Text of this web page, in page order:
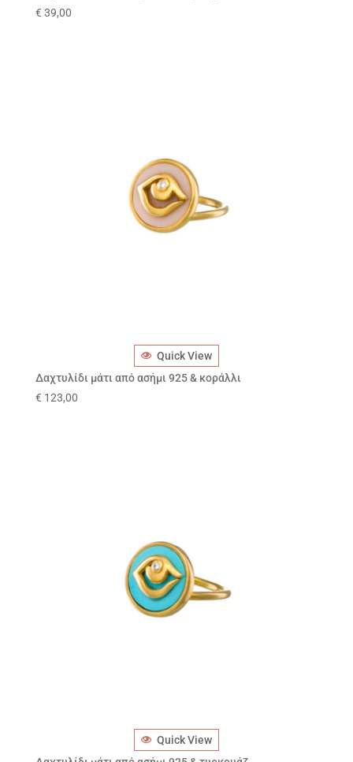
€ 39,00
Quick View
Δαχτυλίδι μάτι από ασήμι 925 & κοράλλι
€ 123,00
Quick View